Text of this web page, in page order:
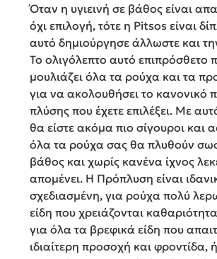
Όταν η υγιεινή σε βάθος είναι
όχι επιλογή, τότε η Pitsos είναι
αυτό δηµιούργησε άλλωστε και
Το ολιγόλεπτο αυτό επιπρόσθετο
µουλιάζει όλα τα ρούχα και τα
για να ακολουθήσει το κανονικό
πλύσης που έχετε επιλέξει. Με
θα είστε ακόµα πιο σίγουροι και
όλα τα ρούχα σας θα πλυθούν
βάθος και χωρίς κανένα ίχνος
αποµένει. Η Πρόπλυση είναι
σχεδιασµένη, για ρούχα πολύ
είδη που χρειάζονται
για όλα τα βρεφικά είδη που
ιδιαίτερη προσοχή και φροντίδα,